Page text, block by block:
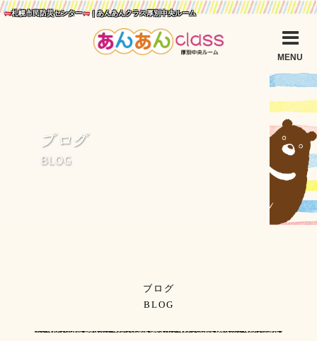
札幌市民防災センター | あんあんクラス厚別中央ルーム
MENU
ブログ
BLOG